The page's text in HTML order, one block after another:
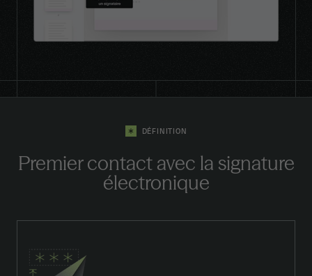
DÉFINITION
Premier contact avec la signature
électronique